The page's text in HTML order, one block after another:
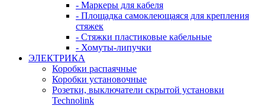
- Маркеры для кабеля
- Площадка самоклеющаяся для крепления
стяжек
- Стяжки пластиковые кабельные
- Хомуты-липучки
ЭЛЕКТРИКА
Коробки распаячные
Коробки установочные
Розетки, выключатели скрытой установки
Technolink